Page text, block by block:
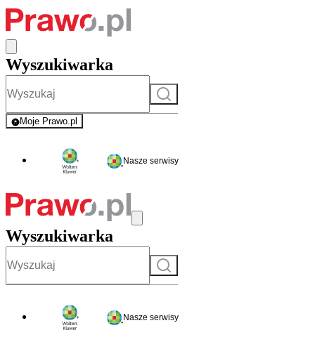
Wyszukiwarka
Szukaj
Moje Prawo.pl
- rejestracja i logowanie do serwisu
Nasze serwisy
Wyszukiwarka
Szukaj
Nasze serwisy